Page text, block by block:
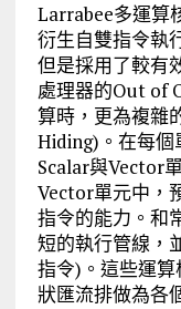
Larrabee多運算
衍生自雙指令執
但是採用了較有
處理器的Out of
算時，更為複雜
Hiding)。在每個
Scalar與Vector
Vector單元中，
指令的能力。和
短的執行管線，
指令)。這些運
狀匯流排做為各